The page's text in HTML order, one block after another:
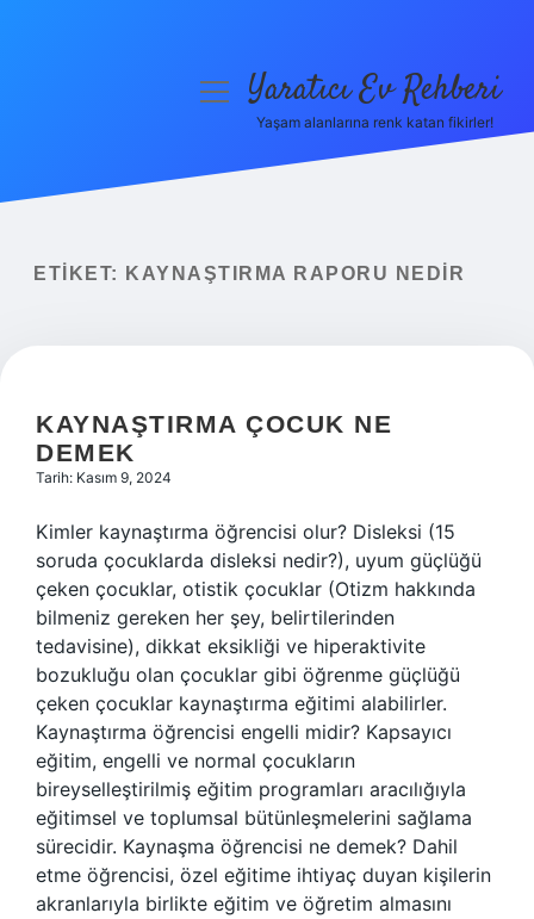
Yasal Uyarı
menüyüYaratıcı Ev Rehberi
Yaşam alanlarına renk katan fikirler!
ETIKET: KAYNAŞTIRMA RAPORU NEDIR
KAYNAŞTIRMA ÇOCUK NE
DEMEK
Tarih: Kasım 9, 2024
Kimler kaynaştırma öğrencisi olur? Disleksi (15
soruda çocuklarda disleksi nedir?), uyum güçlüğü
çeken çocuklar, otistik çocuklar (Otizm hakkında
bilmeniz gereken her şey, belirtilerinden
tedavisine), dikkat eksikliği ve hiperaktivite
bozukluğu olan çocuklar gibi öğrenme güçlüğü
çeken çocuklar kaynaştırma eğitimi alabilirler.
Kaynaştırma öğrencisi engelli midir? Kapsayıcı
eğitim, engelli ve normal çocukların
bireyselleştirilmiş eğitim programları aracılığıyla
eğitimsel ve toplumsal bütünleşmelerini sağlama
sürecidir. Kaynaşma öğrencisi ne demek? Dahil
etme öğrencisi, özel eğitime ihtiyaç duyan kişilerin
akranlarıyla birlikte eğitim ve öğretim almasını